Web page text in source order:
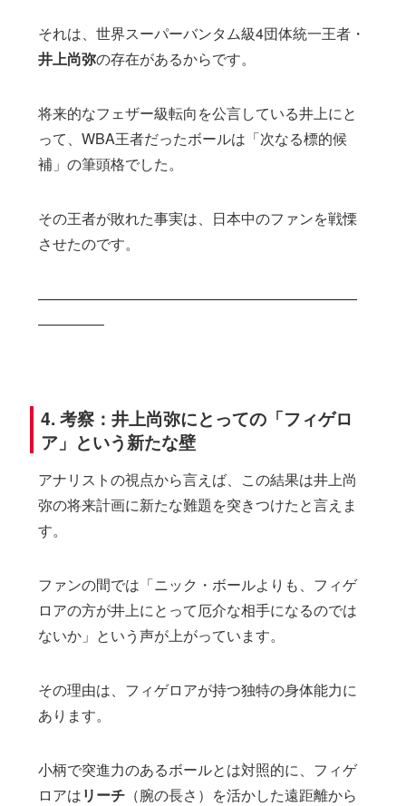
それは、世界スーパーバンタム級4団体統一王者・
井上尚弥の存在があるからです。
将来的なフェザー級転向を公言している井上にと
って、WBA王者だったボールは「次なる標的候
補」の筆頭格でした。
その王者が敗れた事実は、日本中のファンを戦慄
させたのです。
——————————————————————
————–
4. 考察：井上尚弥にとっての「フィゲロ
ア」という新たな壁
アナリストの視点から言えば、この結果は井上尚
弥の将来計画に新たな難題を突きつけたと言えま
す。
ファンの間では「ニック・ボールよりも、フィゲ
ロアの方が井上にとって厄介な相手になるのでは
ないか」という声が上がっています。
その理由は、フィゲロアが持つ独特の身体能力に
あります。
小柄で突進力のあるボールとは対照的に、フィゲ
ロアはリーチ （腕の長さ）を活かした遠距離から